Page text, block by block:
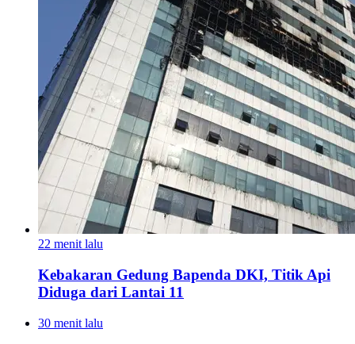
22 menit lalu
Kebakaran Gedung Bapenda DKI, Titik Api
Diduga dari Lantai 11
30 menit lalu